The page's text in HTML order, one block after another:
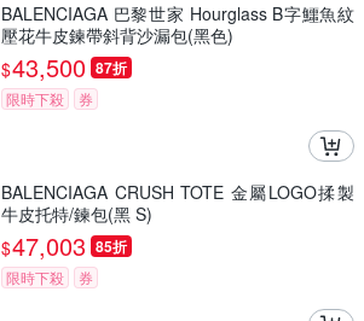
BALENCIAGA 巴黎世家 Hourglass B字鱷魚紋
壓花牛皮鍊帶斜背沙漏包(黑色)
$43,500 87折
限時下殺 券
BALENCIAGA CRUSH TOTE 金屬LOGO揉製
牛皮托特/鍊包(黑 S)
$47,003 85折
限時下殺 券